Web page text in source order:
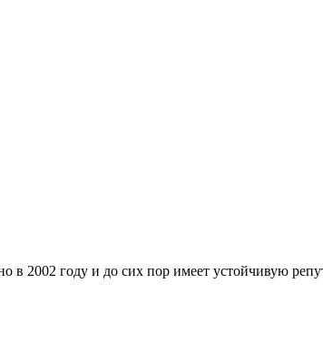
в 2002 году и до сих пор имеет устойчивую